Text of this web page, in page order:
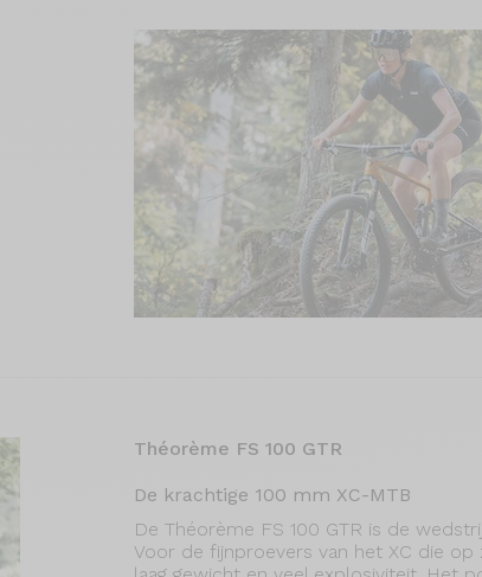
Théorème FS 100 GTR
De krachtige 100 mm XC-MTB
De Théorème FS 100 GTR is de
Voor de fijnproevers van het XC die op